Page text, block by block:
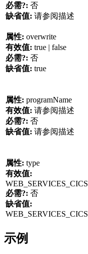
必需?: 否
缺省值: 请参阅描述
属性: overwrite
有效值: true | false
必需?: 否
缺省值: true
属性: programName
有效值: 请参阅描述
必需?: 否
缺省值: 请参阅描述
属性: type
有效值:
WEB_SERVICES_CICS
必需?: 否
缺省值:
WEB_SERVICES_CICS
示例